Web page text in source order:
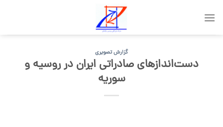
گزارش تصویری
دست‌اندازهای صادراتی ایران در روسیه و
سوریه